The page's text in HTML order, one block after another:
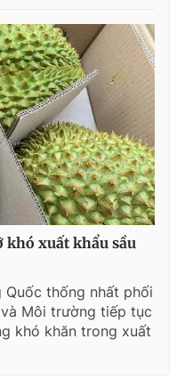
khó xuất khẩu sầu
Quốc thống nhất phối
Môi trường tiếp tục
khó khăn trong xuất